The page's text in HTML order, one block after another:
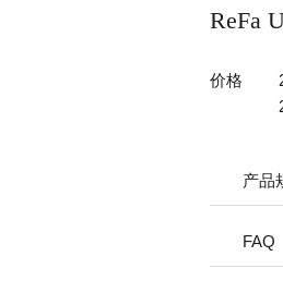
ReFa
价格
产品
FAQ